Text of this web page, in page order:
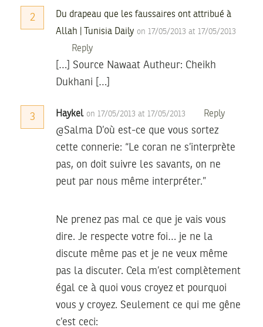
2
Du drapeau que les faussaires ont attribué à
Allah | Tunisia Daily on 17/05/2013 at 17/05/2013
Reply
[…] Source Nawaat Autheur: Cheikh
Dukhani […]
3 Haykel on 17/05/2013 at 17/05/2013 Reply
@Salma D’où est-ce que vous sortez
cette connerie: “Le coran ne s’interprète
pas, on doit suivre les savants, on ne
peut par nous même interpréter.”
Ne prenez pas mal ce que je vais vous
dire. Je respecte votre foi… je ne la
discute même pas et je ne veux même
pas la discuter. Cela m’est complètement
égal ce à quoi vous croyez et pourquoi
vous y croyez. Seulement ce qui me gêne
c’est ceci: